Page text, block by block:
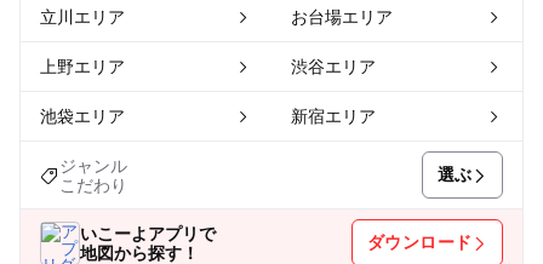
立川エリア お台場エリア
上野エリア 渋谷エリア
池袋エリア 新宿エリア
ジャンル
こだわり
選ぶ
いこーよアプリで
地図から探す！
ダウンロード